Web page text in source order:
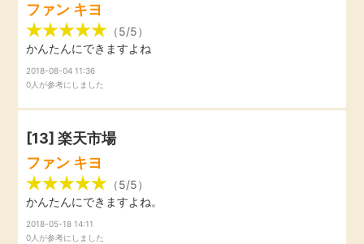
ファン キヨ
（5/5）
かんたんにできますよね
2018-08-04 11:36
0人が参考にしました
[13]楽天市場
ファン キヨ
（5/5）
かんたんにできますよね。
2018-05-18 14:11
0人が参考にしました